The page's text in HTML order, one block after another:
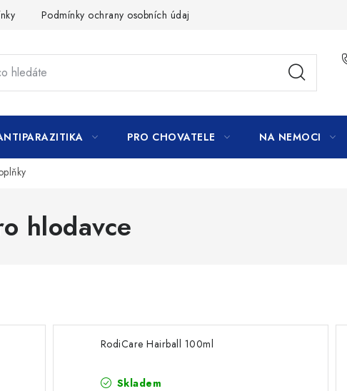
Podmínky ochrany osobních údajů
PRO CHOVATELE NA NEMOCI
hlodavce
RodiCare Hairball 100ml
Skladem